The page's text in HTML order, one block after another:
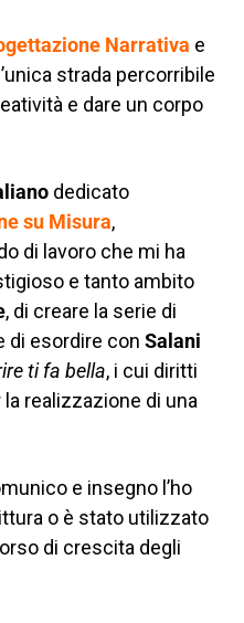
Narrativa e
strada percorribile
e dare un corpo
dedicato
su Misura,
di lavoro che mi ha
e tanto ambito
, di creare la serie di
di esordire con Salani
ti fa bella, i cui diritti
realizzazione di una
e insegno l’ho
o è stato utilizzato
di crescita degli